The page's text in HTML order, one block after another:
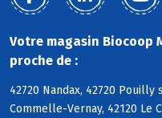
Votre magasin Biocoop
proche de :
42720 Nandax, 42720 Pouilly
Commelle-Vernay, 42120 Le